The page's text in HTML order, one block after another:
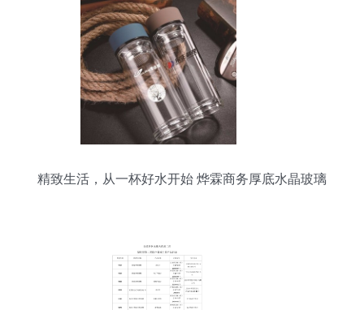
精致生活，从一杯好水开始 烨霖商务厚底水晶玻璃